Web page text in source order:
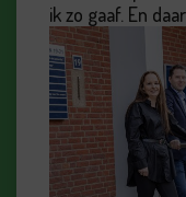
ik zo gaaf. En